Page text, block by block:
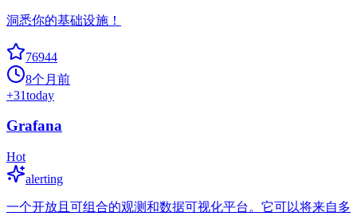
洞悉你的基础设施！
76944
8个月前
+31today
Grafana
Hot
alerting
一个开放且可组合的观测和数据可视化平台。它可以将来自多